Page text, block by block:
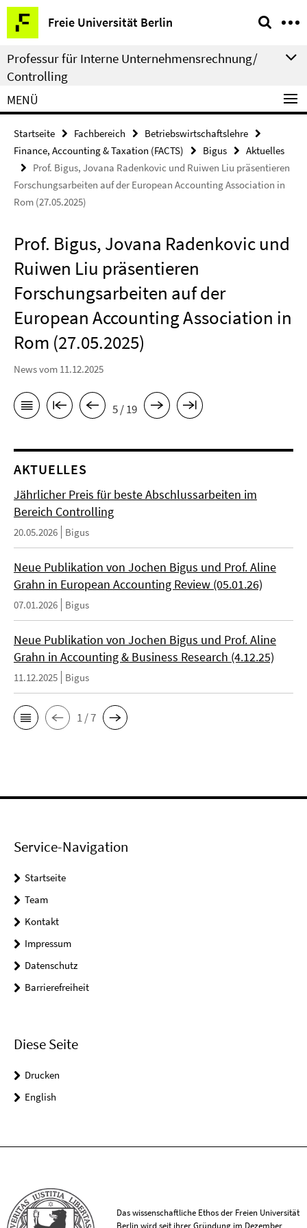
Springe
direkt
zu
Inhalt
Freie Universität Berlin
Service-
Navigation
Professur für Interne Unternehmensrechnung/
Controlling
MENÜ
Startseite Fachbereich
Betriebswirtschaftslehre
Finance, Accounting & Taxation (FACTS)
Bigus
Aktuelles
Prof. Bigus, Jovana Radenkovic und Ruiwen Liu präsentieren
Forschungsarbeiten auf der European Accounting Association in
Rom (27.05.2025)
Prof. Bigus, Jovana Radenkovic und
Ruiwen Liu präsentieren
Forschungsarbeiten auf der
European Accounting Association in
Rom (27.05.2025)
News vom 11.12.2025
5 / 19
AKTUELLES
Jährlicher Preis für beste Abschlussarbeiten im
Bereich Controlling
20.05.2026 Bigus
Neue Publikation von Jochen Bigus und Prof. Aline
Grahn in European Accounting Review (05.01.26)
07.01.2026 Bigus
Neue Publikation von Jochen Bigus und Prof. Aline
Grahn in Accounting & Business Research (4.12.25)
11.12.2025 Bigus
1 / 7
Service-Navigation
Startseite
Team
Kontakt
Impressum
Datenschutz
Barrierefreiheit
Diese Seite
Drucken
English
Das wissenschaftliche Ethos der Freien Universität
Berlin wird seit ihrer Gründung im Dezember